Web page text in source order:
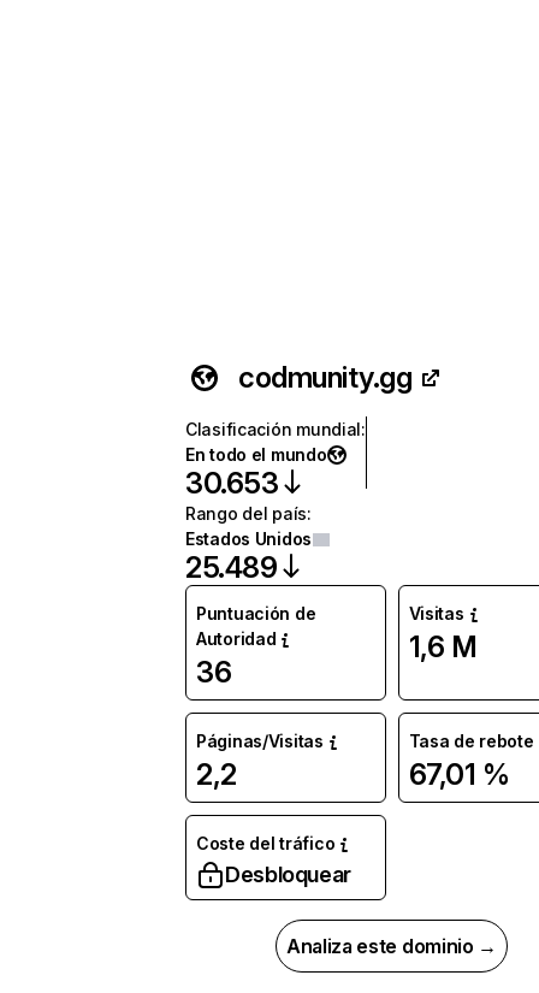
codmunity.gg
Clasificación mundial:
En todo el mundo
30.653
Rango del país:
Estados Unidos
25.489
Puntuación de
Autoridad
36
Visitas
1,6 M
Páginas/Visitas
2,2
Tasa de rebote
67,01 %
Coste del tráfico
Desbloquear
Analiza este dominio →